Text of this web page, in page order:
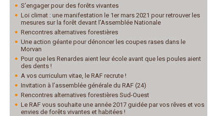
S’engager pour des forêts vivantes
Loi climat : une manifestation le 1er mars 2021 pour retrouver les
mesures sur la forêt devant l’Assemblée Nationale
Rencontres alternatives forestières
Une action géante pour dénoncer les coupes rases dans le
Morvan
Pour que les Renardes aient leur école avant que les poules aient
des dents !
A vos curriculum vitae, le RAF recrute !
Invitation à l’assemblée générale du RAF (24)
Rencontres alternatives forestières Sud-Ouest
Le RAF vous souhaite une année 2017 guidée par vos rêves et vos
envies de forêts vivantes et habitées !